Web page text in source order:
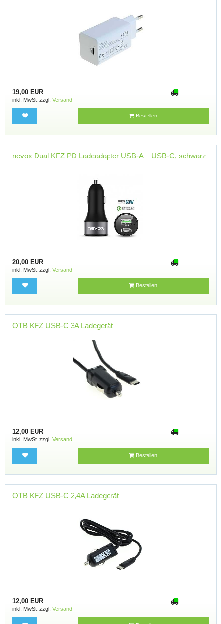
19,00 EUR
inkl. MwSt. zzgl. Versand
Bestellen
nevox Dual KFZ PD Ladeadapter USB-A + USB-C, schwarz
20,00 EUR
inkl. MwSt. zzgl. Versand
Bestellen
OTB KFZ USB-C 3A Ladegerät
12,00 EUR
inkl. MwSt. zzgl. Versand
Bestellen
OTB KFZ USB-C 2,4A Ladegerät
12,00 EUR
inkl. MwSt. zzgl. Versand